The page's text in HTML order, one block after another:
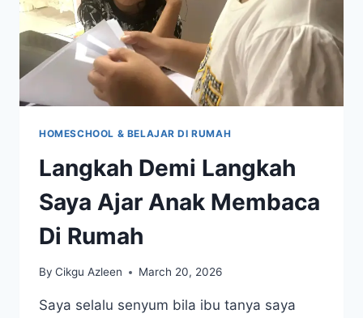
HOMESCHOOL & BELAJAR DI RUMAH
Langkah Demi Langkah
Saya Ajar Anak Membaca
Di Rumah
By Cikgu Azleen March 20, 2026
Saya selalu senyum bila ibu tanya saya